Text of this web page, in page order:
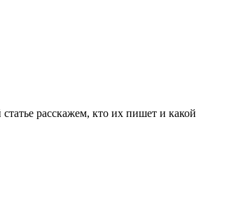
расскажем, кто их пишет и какой